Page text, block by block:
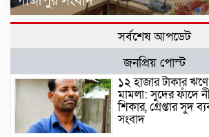
সর্বশেষ আপডেট
জনপ্রিয় পোস্ট
১২ হাজার টাকার
মামলা: সুদের ফাঁদে
শিকার, গ্রেপ্তার সুদ
সংবাদ